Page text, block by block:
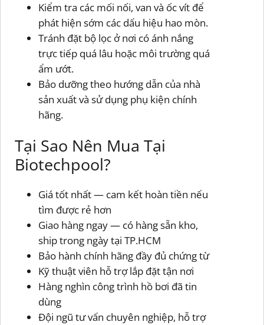
Kiểm tra các mối nối, van và ốc vít để
phát hiện sớm các dấu hiệu hao mòn.
Tránh đặt bộ lọc ở nơi có ánh nắng
trực tiếp quá lâu hoặc môi trường quá
ẩm ướt.
Bảo dưỡng theo hướng dẫn của nhà
sản xuất và sử dụng phụ kiện chính
hãng.
Tại Sao Nên Mua Tại
Biotechpool?
Giá tốt nhất — cam kết hoàn tiền nếu
tìm được rẻ hơn
Giao hàng ngay — có hàng sẵn kho,
ship trong ngày tại TP.HCM
Bảo hành chính hãng đầy đủ chứng từ
Kỹ thuật viên hỗ trợ lắp đặt tận nơi
Hàng nghìn công trình hồ bơi đã tin
dùng
Đội ngũ tư vấn chuyên nghiệp, hỗ trợ